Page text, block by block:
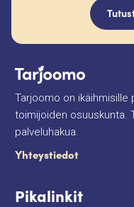
Tarjoomo on ikäihmisille
toimijoiden osuuskunta.
palveluhakua.
Yhteystiedot
Pikalinkit